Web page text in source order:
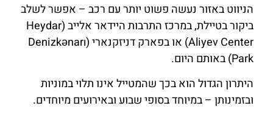
הניווט באזור נעשה פשוט יותר עם רכב – אפשר לשלב
ביקור בטיילת, במרכז התרבות היידאר אלייב (Heydar
Aliyev Center) או בפארק דניזקנארי (Denizkənarı
Park) באותם היום.
היתרון הגדול הוא בכך שהמטייל אינו תלוי במוניות
ובזמינותן – במיוחד בסופי שבוע ובאירועים מיוחדים.